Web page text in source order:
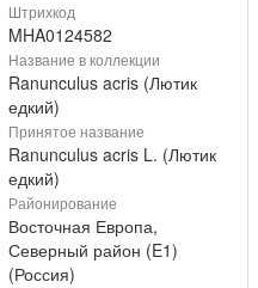
Штрихкод
MHA0124582
Название в коллекции
Ranunculus acris (Лютик
едкий)
Принятое название
Ranunculus acris L. (Лютик
едкий)
Районирование
Восточная Европа,
Северный район (E1)
(Россия)